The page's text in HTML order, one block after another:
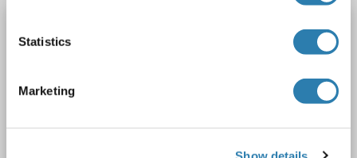
Statistics
Marketing
SLC25A20
Sandwich ELISA
Détails